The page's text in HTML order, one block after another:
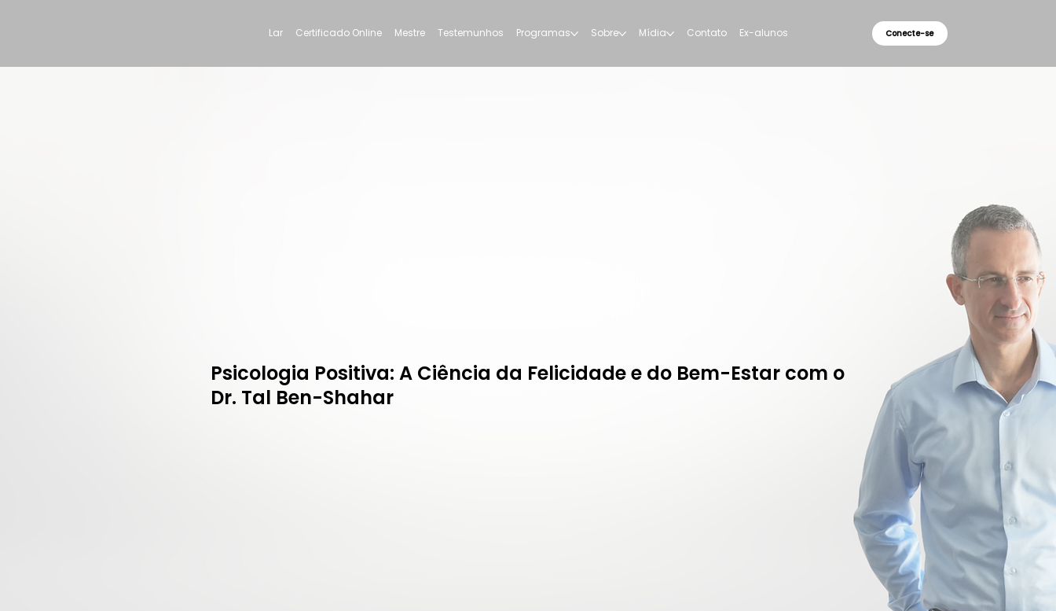
Lar Certificado Online Mestre Testemunhos Programas Sobre Mídia Contato Ex-alunos Conecte-se
Psicologia Positiva: A Ciência da Felicidade e do Bem-Estar com o
Dr. Tal Ben-Shahar